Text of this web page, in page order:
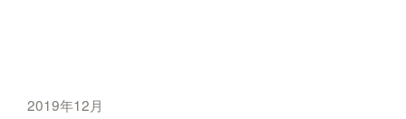
2019年12月